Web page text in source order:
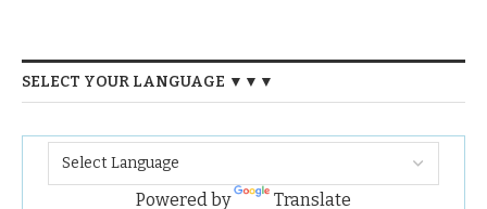
SELECT YOUR LANGUAGE ▼▼▼
Powered by Translate